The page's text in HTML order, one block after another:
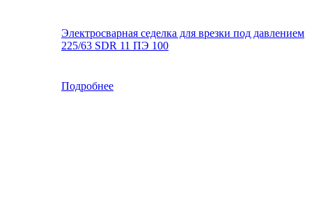
Электросварная седелка для врезки под давлением
225/63 SDR 11 ПЭ 100
Подробнее